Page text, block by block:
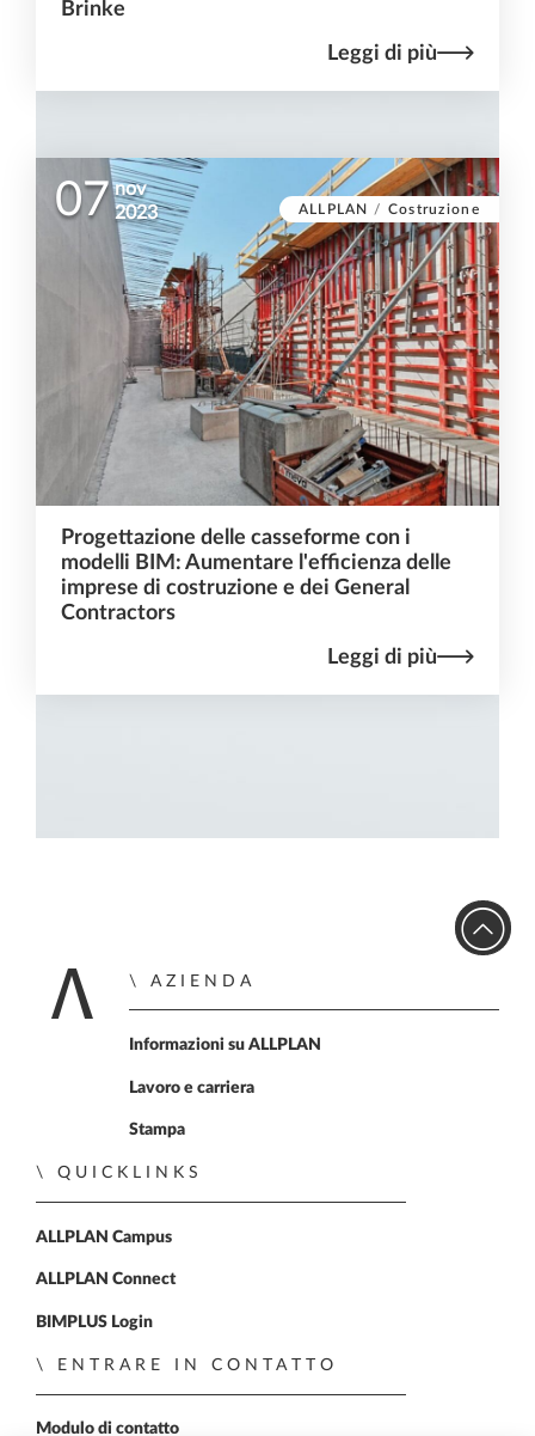
Brinke
Leggi di più
ALLPLAN / Costruzione
07 nov
2023
Progettazione delle casseforme con i
modelli BIM: Aumentare l'efficienza delle
imprese di costruzione e dei General
Contractors
Leggi di più
Home
AZIENDA
Informazioni su ALLPLAN
Lavoro e carriera
Stampa
QUICKLINKS
ALLPLAN Campus
ALLPLAN Connect
BIMPLUS Login
ENTRARE IN CONTATTO
Modulo di contatto